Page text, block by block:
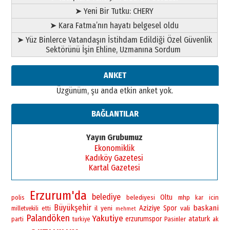
➤ Yeni Bir Tutku: CHERY
➤ Kara Fatma’nın hayatı belgesel oldu
➤ Yüz Binlerce Vatandaşın İstihdam Edildiği Özel Güvenlik
Sektörünü İşin Ehline, Uzmanına Sordum
ANKET
Üzgünüm, şu anda etkin anket yok.
BAĞLANTILAR
Yayın Grubumuz
Ekonomiklik
Kadıköy Gazetesi
Kartal Gazetesi
polis Erzurum'da belediye belediyesi Oltu mhp kar icin
milletvekili etti Büyükşehir il yeni mehmet Aziziye Spor vali baskani
parti Palandöken turkiye Yakutiye erzurumspor Pasinler ataturk ak